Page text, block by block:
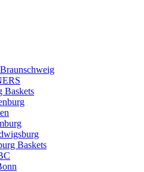
Baskets
Baskets